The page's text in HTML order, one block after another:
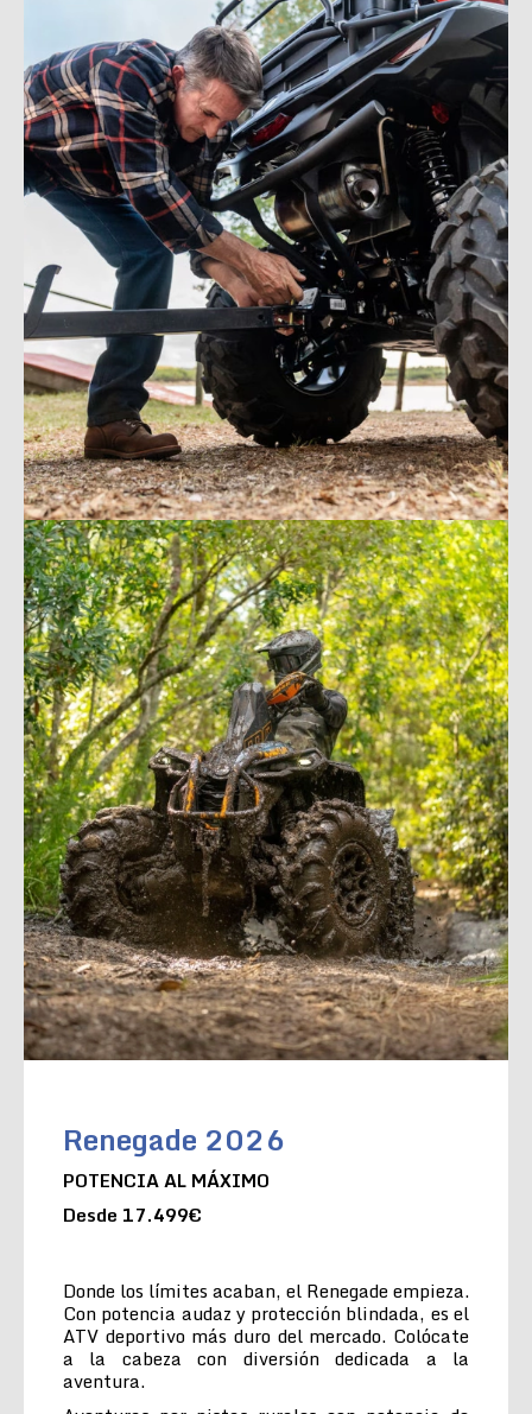
Renegade 2026
POTENCIA AL MÁXIMO
Desde 17.499€
Donde los límites acaban, el Renegade empieza.
Con potencia audaz y protección blindada, es el
ATV deportivo más duro del mercado. Colócate
a la cabeza con diversión dedicada a la
aventura.